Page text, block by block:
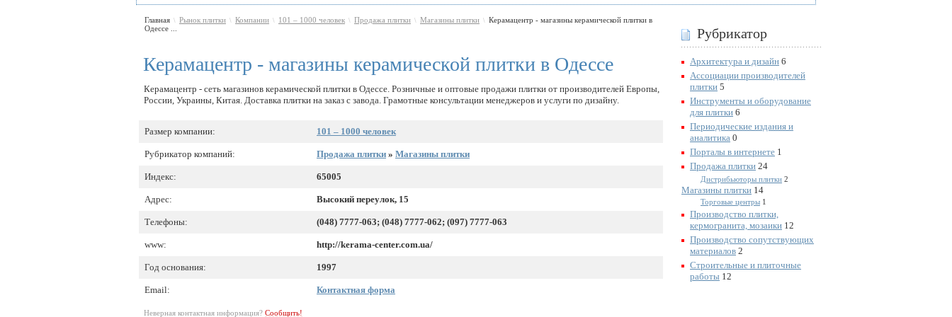
Главная \ Рынок плитки \ Компании \ 101 – 1000 человек \ Продажа плитки \ Магазины плитки \ Керамацентр - магазины керамической плитки в
Одессе ...
Керамацентр - магазины керамической плитки в Одессе
Керамацентр - сеть магазинов керамической плитки в Одессе. Розничные и оптовые продажи плитки от производителей Европы,
России, Украины, Китая. Доставка плитки на заказ с завода. Грамотные консультации менеджеров и услуги по дизайну.
Размер компании: 101 – 1000 человек
Рубрикатор компаний: Продажа плитки » Магазины плитки
Индекс: 65005
Адрес: Высокий переулок, 15
Телефоны: (048) 7777-063; (048) 7777-062; (097) 7777-063
www: http://kerama-center.com.ua/
Год основания: 1997
Email: Контактная форма
Неверная контактная информация? Сообщить!
Рубрикатор
Архитектура и дизайн 6
Ассоциации производителей
плитки 5
Инструменты и оборудование
для плитки 6
Периодические издания и
аналитика 0
Порталы в интернете 1
Продажа плитки 24
Дистрибьюторы плитки 2
Магазины плитки 14
Торговые центры 1
Производство плитки,
кермогранита, мозаики 12
Производство сопутствующих
материалов 2
Строительные и плиточные
работы 12